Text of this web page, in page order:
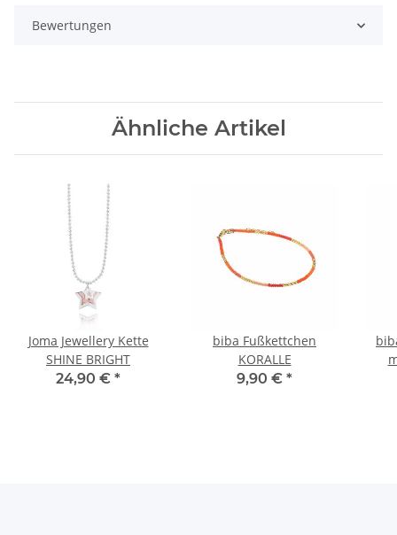
Bewertungen
Ähnliche Artikel
Joma Jewellery Kette
SHINE BRIGHT
24,90 € *
biba Fußkettchen
KORALLE
9,90 € *